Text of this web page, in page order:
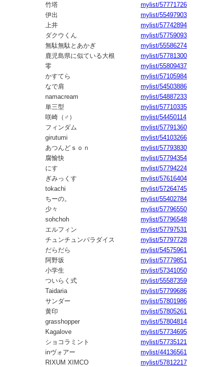
竹塔
mylist/57771726
伊出
mylist/55497903
上井
mylist/57742894
ダクウくん
mylist/57759093
無駄無駄とあかぎ
mylist/55586274
鹿児島県に似ている大根
mylist/57781300
零
mylist/55809437
かすてら
mylist/57105984
なで肩
mylist/54503886
namacream
mylist/54887233
単三型
mylist/57710335
咲崎（♂）
mylist/54450114
フィンダム
mylist/57791360
girutumi
mylist/54103266
あつんどｓｏｎ
mylist/57793830
腐愉快
mylist/57794354
にす
mylist/57794224
ぎみっくす
mylist/57616404
tokachi
mylist/57264745
ちーの。
mylist/55402784
少々
mylist/57796550
sohchoh
mylist/57796548
エルフィン
mylist/57797531
チュンチュンパラダイス
mylist/57797728
だらだら
mylist/54575961
阿野坂
mylist/57779851
小学生
mylist/57341050
ついらく式
mylist/55587359
Taidaria
mylist/57799686
サンダー
mylist/57801986
黄印
mylist/57805261
grasshopper
mylist/57804814
Kagalove
mylist/57734695
ショコラミント
mylist/57735121
inヴォアー
mylist/44136561
RIXUM XIMCO
mylist/57812217